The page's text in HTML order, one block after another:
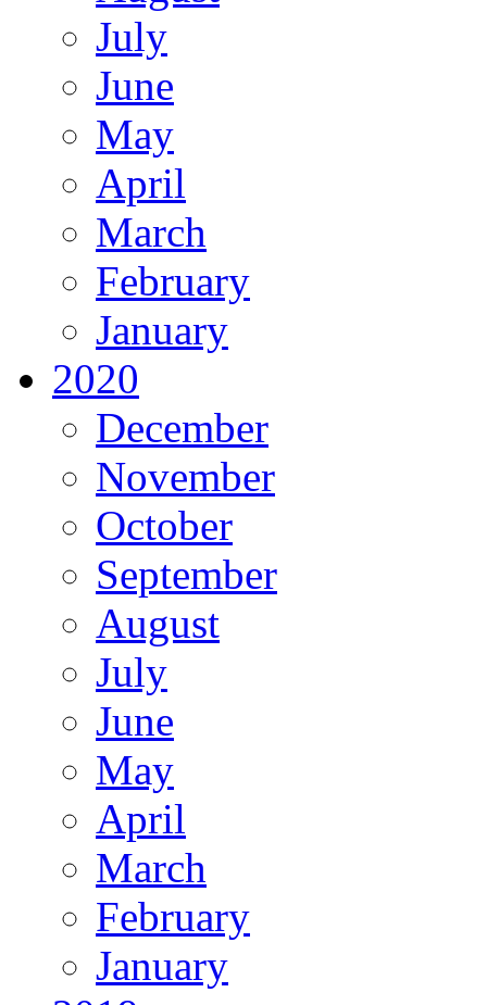
July
June
May
April
March
February
January
2020
December
November
October
September
August
July
June
May
April
March
February
January